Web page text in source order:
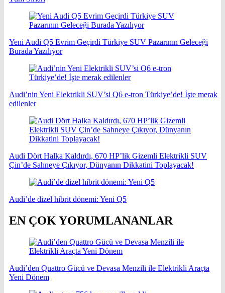
Yeni Audi Q5 Evrim Geçirdi Türkiye SUV Pazarının Geleceği
Burada Yazılıyor
Audi’nin Yeni Elektrikli SUV’si Q6 e-tron Türkiye’de! İşte merak
edilenler
Audi Dört Halka Kaldırdı, 670 HP’lik Gizemli Elektrikli SUV
Çin’de Sahneye Çıkıyor, Dünyanın Dikkatini Toplayacak!
Audi’de dizel hibrit dönemi: Yeni Q5
EN ÇOK YORUMLANANLAR
Audi’den Quattro Gücü ve Devasa Menzili ile Elektrikli Araçta
Yeni Dönem